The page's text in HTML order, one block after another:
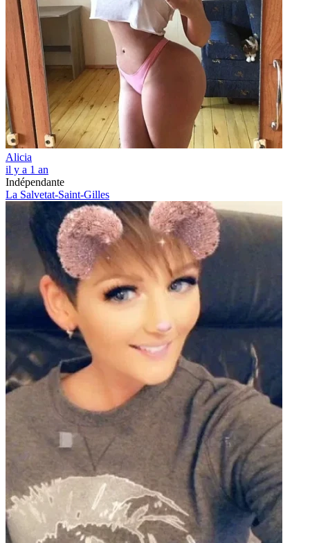
Alicia
il y a 1 an
Indépendante
La Salvetat-Saint-Gilles